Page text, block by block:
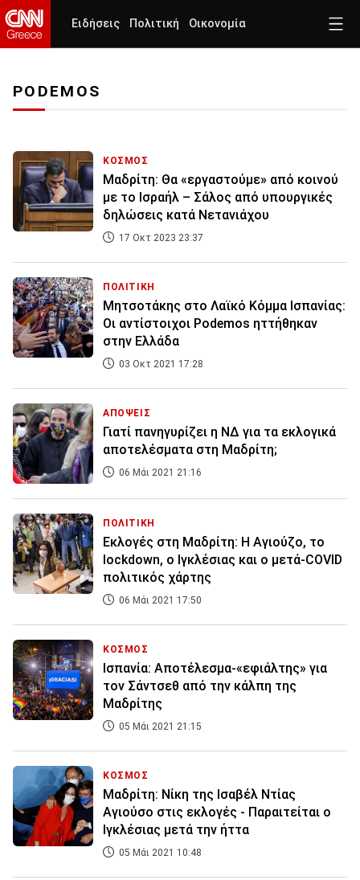
Ειδήσεις Πολιτική Οικονομία
PODEMOS
ΚΟΣΜΟΣ
Μαδρίτη: Θα «εργαστούμε» από κοινού
με το Ισραήλ – Σάλος από υπουργικές
δηλώσεις κατά Νετανιάχου
17 Οκτ 2023 23:37
ΠΟΛΙΤΙΚΗ
Μητσοτάκης στο Λαϊκό Κόμμα Ισπανίας:
Οι αντίστοιχοι Podemos ηττήθηκαν
στην Ελλάδα
03 Οκτ 2021 17:28
ΑΠΟΨΕΙΣ
Γιατί πανηγυρίζει η ΝΔ για τα εκλογικά
αποτελέσματα στη Μαδρίτη;
06 Μάι 2021 21:16
ΠΟΛΙΤΙΚΗ
Εκλογές στη Μαδρίτη: Η Αγιούζο, το
lockdown, ο Ιγκλέσιας και ο μετά-COVID
πολιτικός χάρτης
06 Μάι 2021 17:50
ΚΟΣΜΟΣ
Ισπανία: Αποτέλεσμα-«εφιάλτης» για
τον Σάντσεθ από την κάλπη της
Μαδρίτης
05 Μάι 2021 21:15
ΚΟΣΜΟΣ
Μαδρίτη: Νίκη της Ισαβέλ Ντίας
Αγιούσο στις εκλογές - Παραιτείται ο
Ιγκλέσιας μετά την ήττα
05 Μάι 2021 10:48